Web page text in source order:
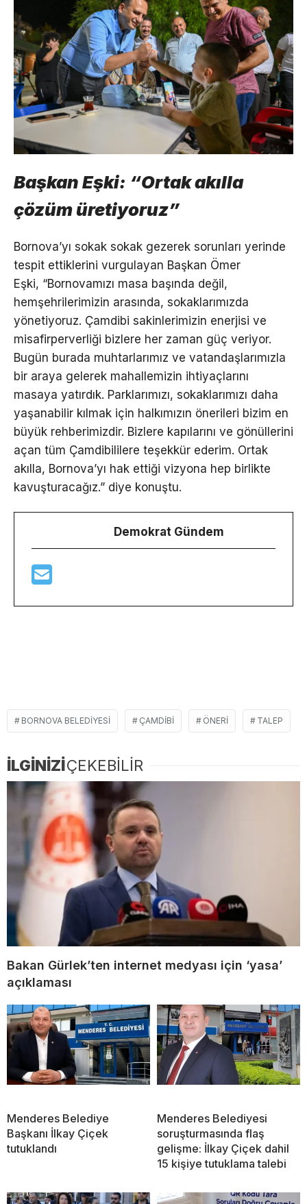
Başkan Eşki: “Ortak akılla
çözüm üretiyoruz”
Bornova’yı sokak sokak gezerek sorunları yerinde
tespit ettiklerini vurgulayan Başkan Ömer
Eşki, “Bornovamızı masa başında değil,
hemşehrilerimizin arasında, sokaklarımızda
yönetiyoruz. Çamdibi sakinlerimizin enerjisi ve
misafirperverliği bizlere her zaman güç veriyor.
Bugün burada muhtarlarımız ve vatandaşlarımızla
bir araya gelerek mahallemizin ihtiyaçlarını
masaya yatırdık. Parklarımızı, sokaklarımızı daha
yaşanabilir kılmak için halkımızın önerileri bizim en
büyük rehberimizdir. Bizlere kapılarını ve gönüllerini
açan tüm Çamdibililere teşekkür ederim. Ortak
akılla, Bornova’yı hak ettiği vizyona hep birlikte
kavuşturacağız.” diye konuştu.
Demokrat Gündem
BORNOVA BELEDIYESI ÇAMDIBI ÖNERI TALEP
İLGİNİZİÇEKEBİLİR
Bakan Gürlek’ten internet medyası için ‘yasa’
açıklaması
Menderes Belediye
Başkanı İlkay Çiçek
tutuklandı
Menderes Belediyesi
soruşturmasında flaş
gelişme: İlkay Çiçek dahil
15 kişiye tutuklama talebi